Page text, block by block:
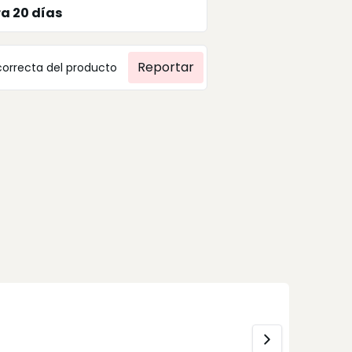
20 días
del producto Reportar